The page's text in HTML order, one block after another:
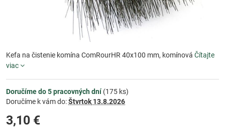
Kefa na čistenie komína ComRourHR 40x100 mm, komínová Čítajte
viac
Doručíme do 5 pracovných dní(175 ks)
Doručíme k vám do:Štvrtok 13.8.2026
3,10 €